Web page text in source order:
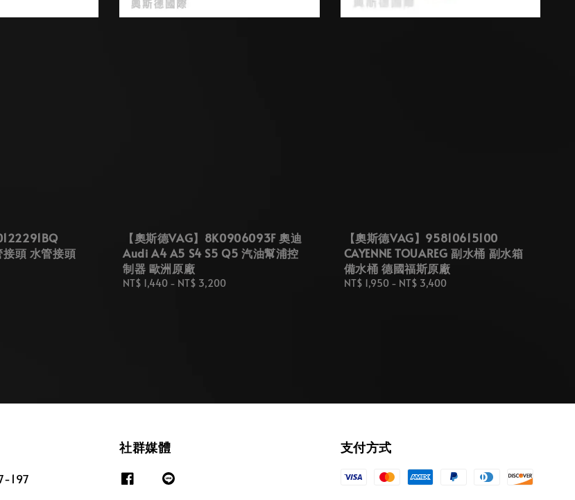
接頭 水管接頭
【奧斯德VAG】8K0906093F 奧迪
Audi A4 A5 S4 S5 Q5 汽油幫浦控
制器 歐洲原廠
Regular
NT$ 1,440 - NT$ 3,200
【奧斯德VAG】95810615100
CAYENNE TOUAREG 副水桶 副水箱
備水桶 德國福斯原廠
Regular
NT$ 1,950- NT$ 3,400
197
社群媒體 支付方式